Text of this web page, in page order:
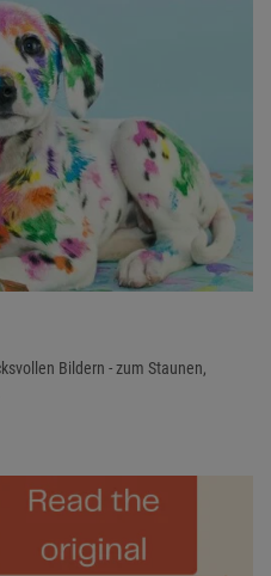
Bildern - zum Staunen,